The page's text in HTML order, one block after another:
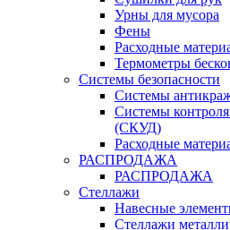
Урны для мусора
Фены
Расходные
Термометры
Системы безопасности
Системы
Системы
(СКУД)
Расходные
РАСПРОДАЖА
РАСПРОДАЖА
Стеллажи
Навесные
Стеллажи